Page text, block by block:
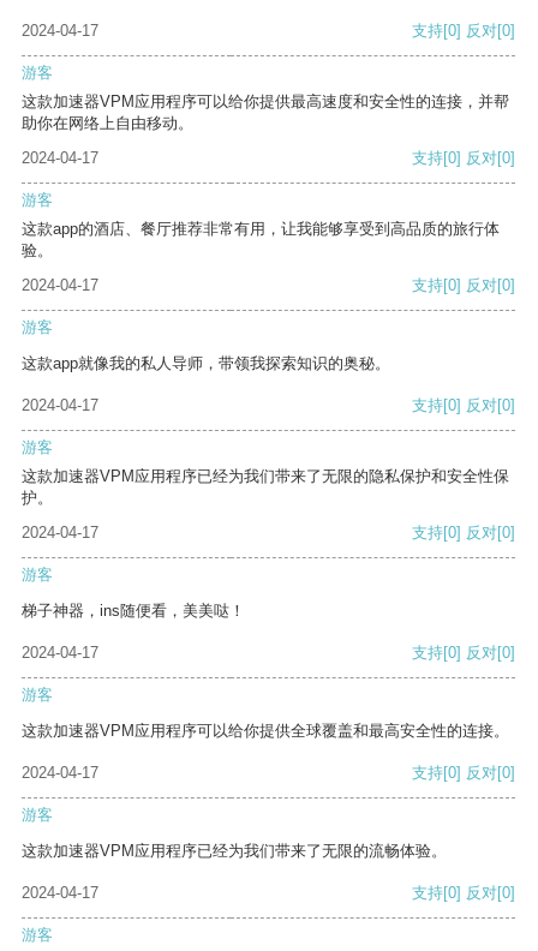
2024-04-17 支持[0] 反对[0]
游客
这款加速器VPM应用程序可以给你提供最高速度和安全性的连接，并帮
助你在网络上自由移动。
2024-04-17
支持[0] 反对[0]
游客
这款app的酒店、餐厅推荐非常有用，让我能够享受到高品质的旅行体
验。
2024-04-17
支持[0] 反对[0]
游客
这款app就像我的私人导师，带领我探索知识的奥秘。
2024-04-17 支持[0] 反对[0]
游客
这款加速器VPM应用程序已经为我们带来了无限的隐私保护和安全性保
护。
2024-04-17
支持[0] 反对[0]
游客
梯子神器，ins随便看，美美哒！
2024-04-17 支持[0] 反对[0]
游客
这款加速器VPM应用程序可以给你提供全球覆盖和最高安全性的连接。
2024-04-17 支持[0] 反对[0]
游客
这款加速器VPM应用程序已经为我们带来了无限的流畅体验。
2024-04-17 支持[0] 反对[0]
游客